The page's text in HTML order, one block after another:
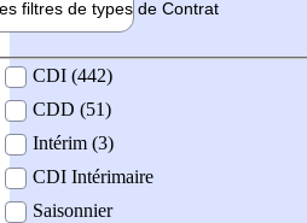
filtres de types de Contrat
contrat
CDI (442)
CDD (51)
Intérim (3)
CDI Intérimaire
Saisonnier